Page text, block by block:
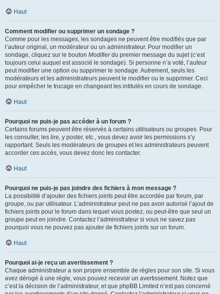
Haut
Comment modifier ou supprimer un sondage ?
Comme pour les messages, les sondages ne peuvent être modifiés que par
l’auteur original, un modérateur ou un administrateur. Pour modifier un
sondage, cliquez sur le bouton Modifierdu premier message du sujet (c’est
toujours celui auquel est associé le sondage). Si personne n’a voté, l’auteur
peut modifier une option ou supprimer le sondage. Autrement, seuls les
modérateurs et les administrateurs peuvent le modifier ou le supprimer. Ceci
pour empêcher le trucage en changeant les intitulés en cours de sondage.
Haut
Pourquoi ne puis-je pas accéder à un forum ?
Certains forums peuvent être réservés à certains utilisateurs ou groupes. Pour
les consulter, les lire, y poster, etc., vous devez avoir les permissions s’y
rapportant. Seuls les modérateurs de groupes et les administrateurs peuvent
accorder ces accès, vous devez donc les contacter.
Haut
Pourquoi ne puis-je pas joindre des fichiers à mon message ?
La possibilité d’ajouter des fichiers joints peut être accordée par forum, par
groupe, ou par utilisateur. L’administrateur peut ne pas avoir autorisé l’ajout de
fichiers joints pour le forum dans lequel vous postez, ou peut-être que seul un
groupe peut en joindre. Contactez l’administrateur si vous ne savez pas
pourquoi vous ne pouvez pas ajouter de fichiers joints sur un forum.
Haut
Pourquoi ai-je reçu un avertissement ?
Chaque administrateur a son propre ensemble de règles pour son site. Si vous
avez dérogé à une règle, vous pouvez recevoir un avertissement. Notez que
c’est la décision de l’administrateur, et que phpBB Limited n’est pas concerné